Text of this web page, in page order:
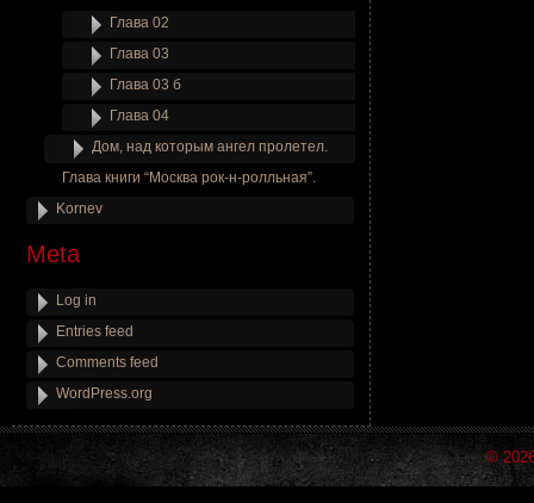
Глава 02
Глава 03
Глава 03 б
Глава 04
Дом, над которым ангел пролетел.
Глава книги “Москва рок-н-ролльная”.
Kornev
Meta
Log in
Entries feed
Comments feed
WordPress.org
©